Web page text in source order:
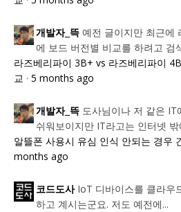
개발자_뜩 예전 글이지만 최근에
에 보드 버전별 비교를 하려고 검
라즈베리파이 3B+ vs 라즈베리파이
교 · 5 months ago
개발자_뜩 도사님이나 저 같은 IT
쉬워보이지만 IT라고는 인터넷 밖
알뜰폰 사용시 유심 인식 안되는 경우
months ago
코드도사 IoT 디바이스를 클라우
하고 계시는군요. 저도 예전에...